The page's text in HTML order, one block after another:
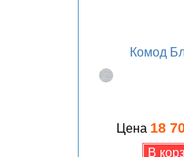
Комод
Цена 18